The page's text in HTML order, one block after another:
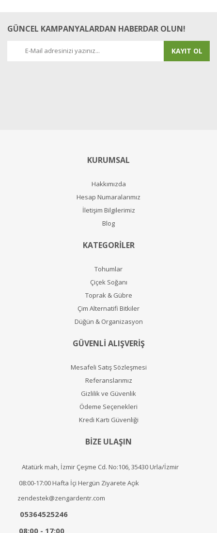
GÜNCEL KAMPANYALARDAN HABERDAR OLUN!
KAYIT OL
KURUMSAL
Hakkımızda
Hesap Numaralarımız
İletişim Bilgilerimiz
Blog
KATEGORİLER
Tohumlar
Çiçek Soğanı
Toprak & Gübre
Çim Alternatifi Bitkiler
Düğün & Organizasyon
GÜVENLİ ALIŞVERİŞ
Mesafeli Satış Sözleşmesi
Referanslarımız
Gizlilik ve Güvenlik
Ödeme Seçenekleri
Kredi Kartı Güvenliği
BİZE ULAŞIN
Atatürk mah, İzmir Çeşme Cd. No:106, 35430 Urla/İzmir
08:00-17:00 Hafta İçi Hergün Ziyarete Açık
zendestek@zengardentr.com
05364525246
08:00 - 17:00